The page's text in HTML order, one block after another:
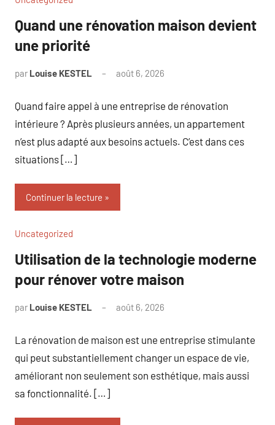
Quand une rénovation maison devient
une priorité
par Louise KESTEL août 6, 2026
Quand faire appel à une entreprise de rénovation
intérieure ? Après plusieurs années, un appartement
n’est plus adapté aux besoins actuels. C’est dans ces
situations […]
Continuer la lecture
Uncategorized
Utilisation de la technologie moderne
pour rénover votre maison
par Louise KESTEL août 6, 2026
La rénovation de maison est une entreprise stimulante
qui peut substantiellement changer un espace de vie,
améliorant non seulement son esthétique, mais aussi
sa fonctionnalité. […]